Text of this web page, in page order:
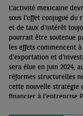
L’activité mexicaine
sous l’effet conjugué
et de taux d’intérêt
pourrait être soutenue
les effets commencent
d’exportation et
sera élue en juin 2024,
réformes structurelles
cette nouvelle stratégie
financier à l’entreprise